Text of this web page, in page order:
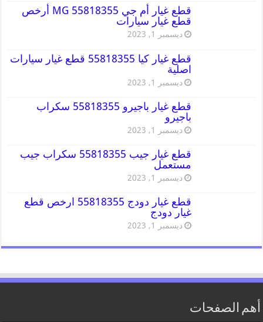
قطع غيار أم جي MG 55818355 أرخص
قطع غيار سيارات
ديسمبر 1, 2023
قطع غيار كيا 55818355 قطع غيار سيارات
اصلية
ديسمبر 1, 2023
قطع غيار باجيرو 55818355 سكراب
باجيرو
ديسمبر 1, 2023
قطع غيار جيب 55818355 سكراب جيب
مستعمل
ديسمبر 1, 2023
قطع غيار دودج 55818355 ارخص قطع
غيار دودج
ديسمبر 1, 2023
أهم الصفحات